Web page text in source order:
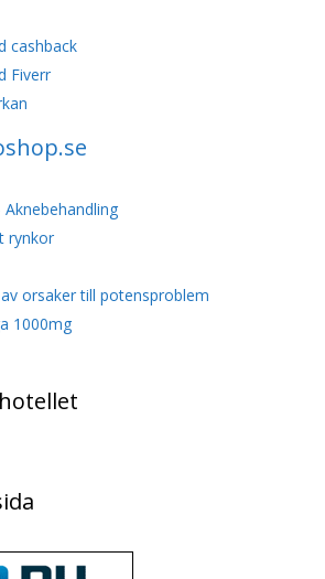
cashback
Fiverr
rynkor
orsaker till potensproblem
1000mg